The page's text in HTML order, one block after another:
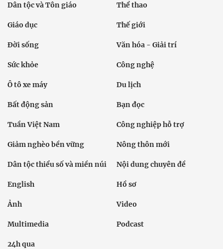
Dân tộc và Tôn giáo Thể thao
Giáo dục Thế giới
Đời sống Văn hóa - Giải trí
Sức khỏe Công nghệ
Ô tô xe máy Du lịch
Bất động sản Bạn đọc
Tuần Việt Nam Công nghiệp hỗ trợ
Giảm nghèo bền vững Nông thôn mới
Dân tộc thiểu số và miền núi Nội dung chuyên đề
English Hồ sơ
Ảnh Video
Multimedia Podcast
24h qua